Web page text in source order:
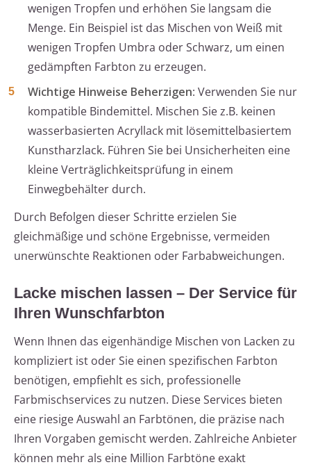
wenigen Tropfen und erhöhen Sie langsam die
Menge. Ein Beispiel ist das Mischen von Weiß mit
wenigen Tropfen Umbra oder Schwarz, um einen
gedämpften Farbton zu erzeugen.
Wichtige Hinweise Beherzigen: Verwenden Sie nur
kompatible Bindemittel. Mischen Sie z.B. keinen
wasserbasierten Acryllack mit lösemittelbasiertem
Kunstharzlack. Führen Sie bei Unsicherheiten eine
kleine Verträglichkeitsprüfung in einem
Einwegbehälter durch.
Durch Befolgen dieser Schritte erzielen Sie
gleichmäßige und schöne Ergebnisse, vermeiden
unerwünschte Reaktionen oder Farbabweichungen.
Lacke mischen lassen – Der Service für
Ihren Wunschfarbton
Wenn Ihnen das eigenhändige Mischen von Lacken zu
kompliziert ist oder Sie einen spezifischen Farbton
benötigen, empfiehlt es sich, professionelle
Farbmischservices zu nutzen. Diese Services bieten
eine riesige Auswahl an Farbtönen, die präzise nach
Ihren Vorgaben gemischt werden. Zahlreiche Anbieter
können mehr als eine Million Farbtöne exakt